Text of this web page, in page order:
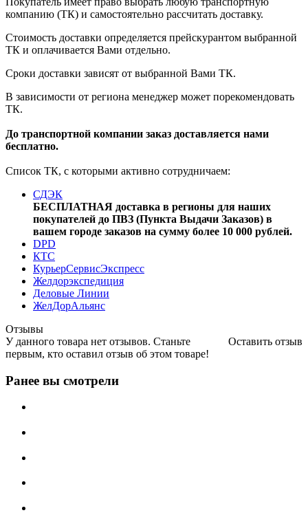
компанию (ТК) и самостоятельно рассчитать доставку.
Стоимость доставки определяется прейскурантом выбранной
ТК и оплачивается Вами отдельно.
Сроки доставки зависят от выбранной Вами ТК.
В зависимости от региона менеджер может порекомендовать
ТК.
До транспортной компании заказ доставляется нами
бесплатно.
Список ТК, с которыми активно сотрудничаем:
СДЭК
БЕСПЛАТНАЯ доставка в регионы для наших
покупателей до ПВЗ (Пункта Выдачи Заказов) в
вашем городе заказов на сумму более 10 000 рублей.
DPD
КТС
КурьерСервисЭкспресс
Желдорэкспедиция
Деловые Линии
ЖелДорАльянс
Отзывы
Оставить отзыв
У данного товара нет отзывов. Станьте
первым, кто оставил отзыв об этом товаре!
Ранее вы смотрели